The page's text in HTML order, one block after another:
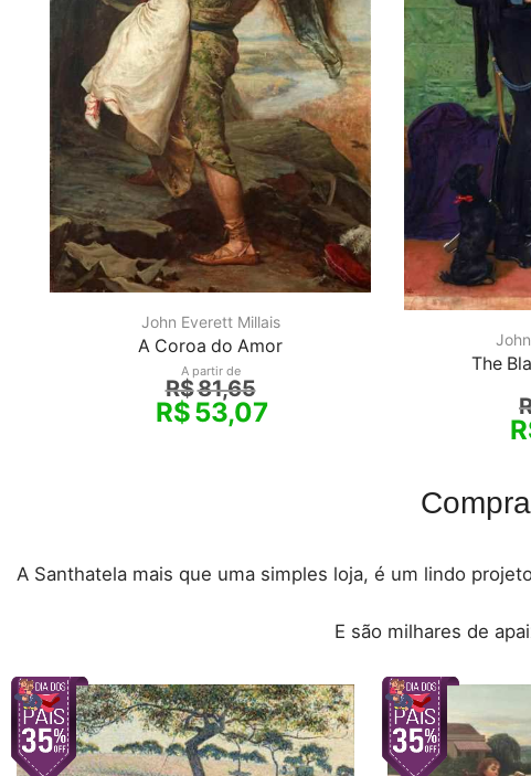
John Everett Millais
A Coroa do Amor
A partir de
R$81,65
R$53,07
The
A Santhatela mais que uma simples loja, é um lindo
E são milhares de